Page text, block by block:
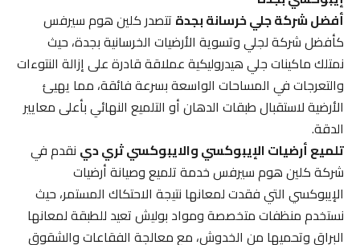
أفضل شركة جلي خرسانة بجدةتتصدر كلين هوم سيرفس
كأفضل شركة لجلي وتسوية الأرضيات الخرسانية بجدة، حيث
نمتلك ماكينات جلي هيدروليكية عملاقة قادرة على إزالة النتوءات
والتعرجات في المساحات الواسعة بسرعة فائقة، مما يهيئ
الأرضية لاستقبال طبقات الدهان أو التلميع النهائي بأعلى معايير
الدقة.
تلميع أرضيات الإيبوكسي والايبوكسي ثري دينقدم في
شركة كلين هوم سيرفس خدمة تلميع وصيانة أرضيات
الإيبوكسي التي فقدت لمعانها نتيجة الاحتكاك المستمر، حيث
نستخدم منظفات متخصصة ومواد بوليش تعيد للطبقة لمعانها
البراق وتحميها من الخدوش، مع معالجة الفقاعات والشقوق